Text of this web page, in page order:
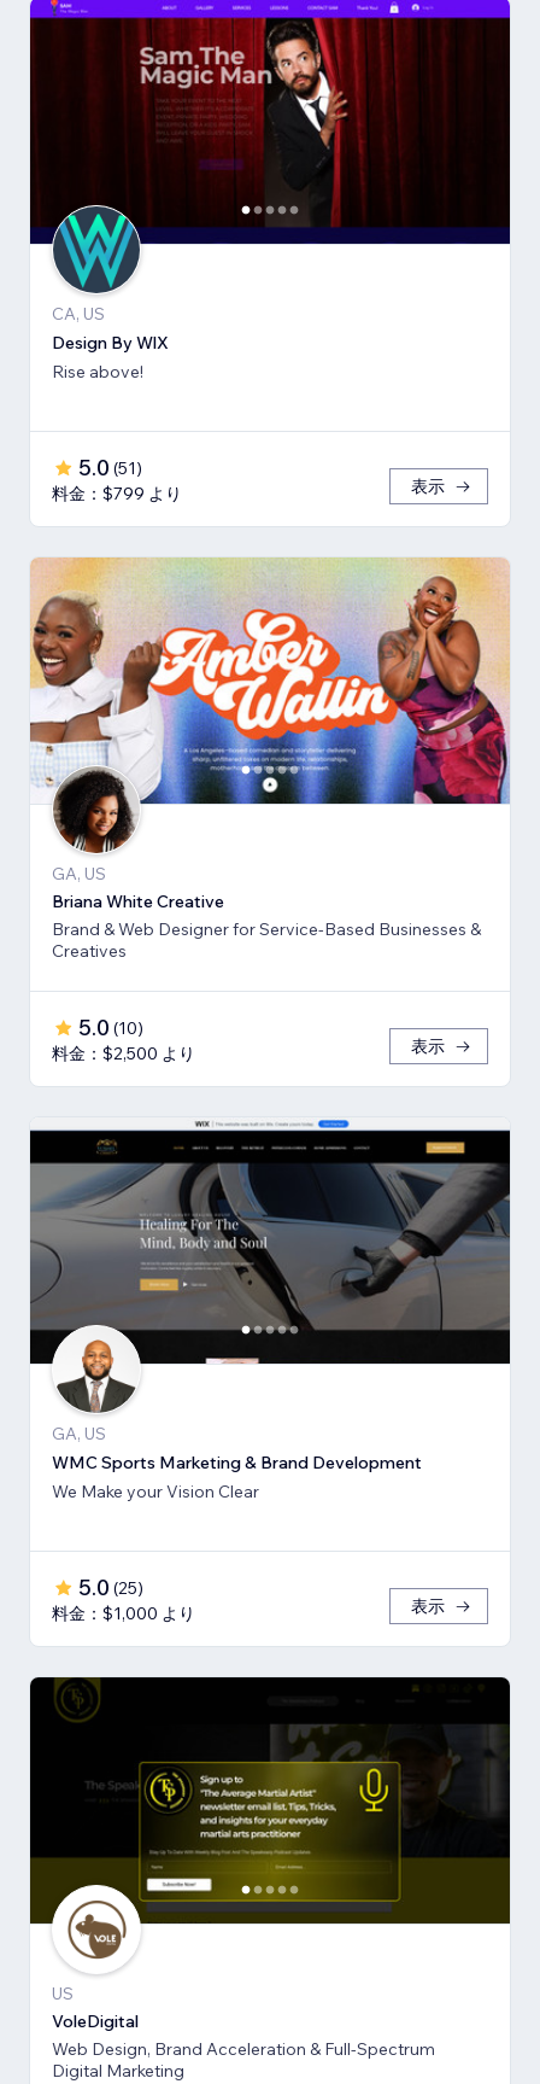
CA, US
Design By WlX
Rise above!
5.0 (51)
料金：$799 より
表示
GA, US
Briana White Creative
Brand & Web Designer for Service-Based Businesses &
Creatives
5.0 (10)
料金：$2,500 より
表示
GA, US
WMC Sports Marketing & Brand Development
We Make your Vision Clear
5.0 (25)
料金：$1,000 より
表示
US
VoleDigital
Web Design, Brand Acceleration & Full-Spectrum
Digital Marketing